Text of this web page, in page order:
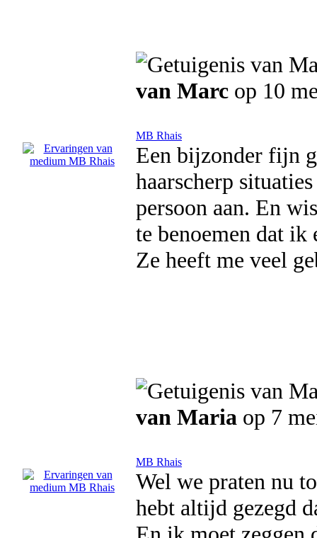
van Marc op 10
MB Rhais
Een bijzonder fijn
haarscherp
persoon aan. En
te benoemen dat ik
Ze heeft me veel
van Maria op 7
MB Rhais
Wel we praten nu
hebt altijd gezegd